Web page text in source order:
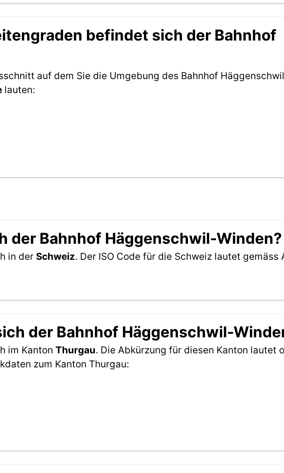
befindet sich der Bahnhof
auf dem Sie die Umgebung des Bahnhof
lauten:
der Bahnhof Häggenschwil-Winden?
in der Schweiz. Der ISO Code für die Schweiz lautet gemäss
der Bahnhof Häggenschwil-
im Kanton Thurgau. Die Abkürzung für diesen Kanton lautet
zum Kanton Thurgau: